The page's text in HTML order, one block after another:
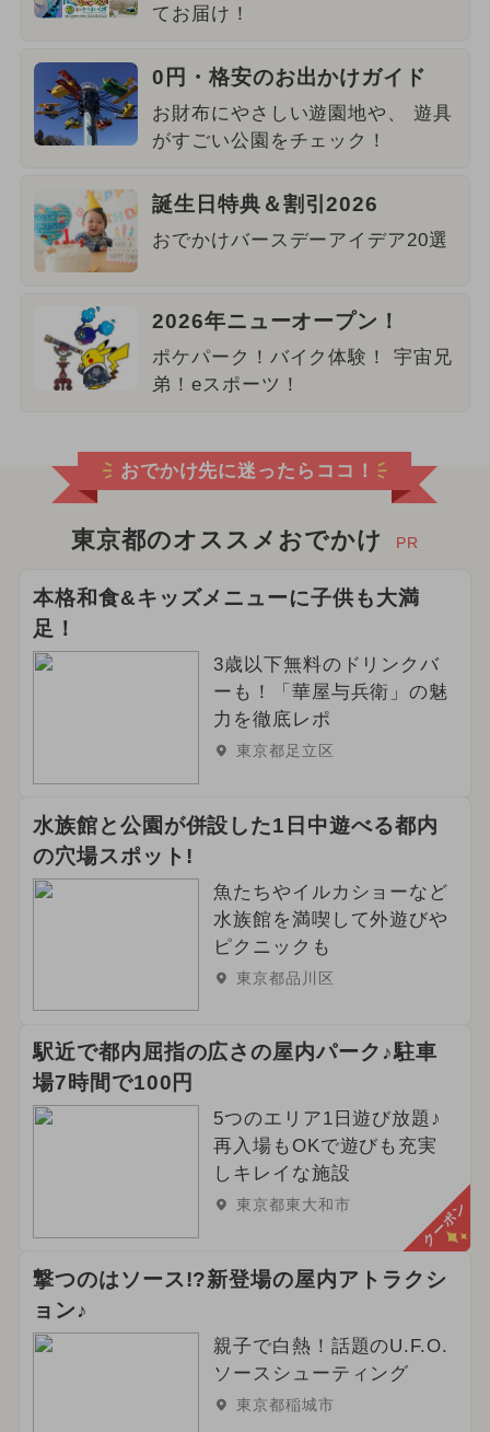
てお届け！
0円・格安のお出かけガイド
お財布にやさしい遊園地や、 遊具
がすごい公園をチェック！
誕生日特典＆割引2026
おでかけバースデーアイデア20選
2026年ニューオープン！
ポケパーク！バイク体験！ 宇宙兄
弟！eスポーツ！
おでかけ先に迷ったらココ！
東京都のオススメおでかけ PR
本格和食&キッズメニューに子供も大満
足！
3歳以下無料のドリンクバ
ーも！「華屋与兵衛」の魅
力を徹底レポ
東京都足立区
水族館と公園が併設した1日中遊べる都内
の穴場スポット!
魚たちやイルカショーなど
水族館を満喫して外遊びや
ピクニックも
東京都品川区
駅近で都内屈指の広さの屋内パーク♪駐車
場7時間で100円
5つのエリア1日遊び放題♪
再入場もOKで遊びも充実
しキレイな施設
東京都東大和市 クーポン
撃つのはソース!?新登場の屋内アトラクシ
ョン♪
親子で白熱！話題のU.F.O.
ソースシューティング
東京都稲城市